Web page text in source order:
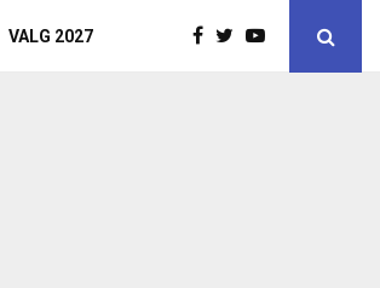
VALG 2027